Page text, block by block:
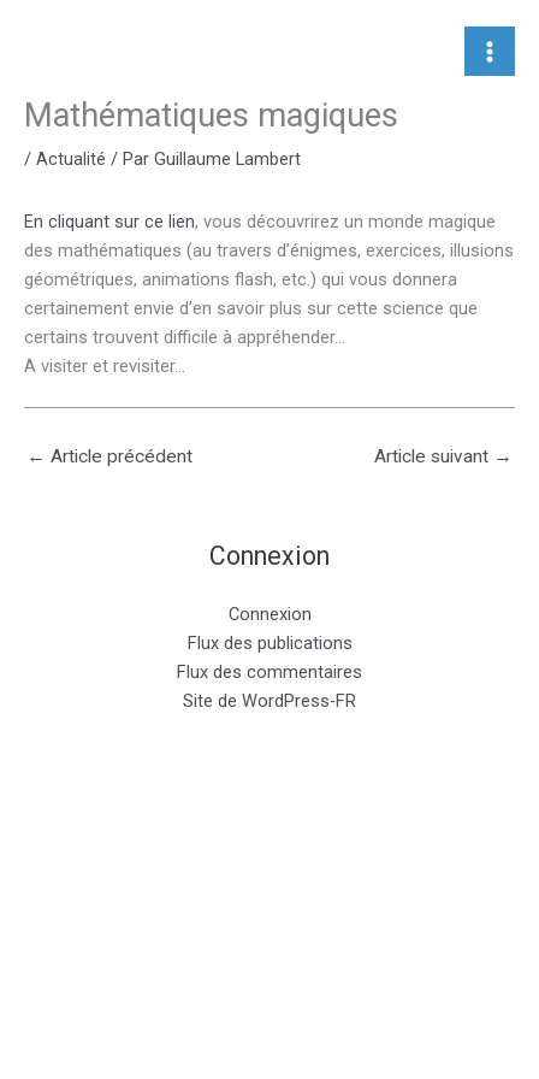
Mathématiques magiques
/ Actualité / Par Guillaume Lambert
En cliquant sur ce lien, vous découvrirez un monde magique
des mathématiques (au travers d’énigmes, exercices, illusions
géométriques, animations flash, etc.) qui vous donnera
certainement envie d’en savoir plus sur cette science que
certains trouvent difficile à appréhender…
A visiter et revisiter…
← Article précédent Article suivant →
Connexion
Connexion
Flux des publications
Flux des commentaires
Site de WordPress-FR